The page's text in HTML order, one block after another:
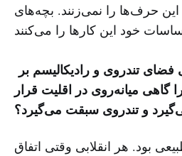
این حرف‌ها را نمی‌زنند. بچه‌های
گاهی میانه‌روی در اقلیت قرار
و تندروی سبقت می‌گیرد؟
بود. هر انقلابی وقتی اتفاق